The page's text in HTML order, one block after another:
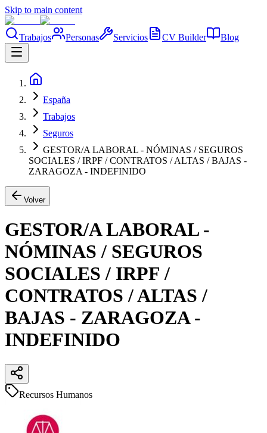
Skip to main content
Trabajos Personas Servicios CV Builder Blog
España
Trabajos
Seguros
GESTOR/A LABORAL - NÓMINAS / SEGUROS
SOCIALES / IRPF / CONTRATOS / ALTAS / BAJAS -
ZARAGOZA - INDEFINIDO
Volver
GESTOR/A LABORAL -
NÓMINAS / SEGUROS
SOCIALES / IRPF /
CONTRATOS / ALTAS /
BAJAS - ZARAGOZA -
INDEFINIDO
Recursos Humanos